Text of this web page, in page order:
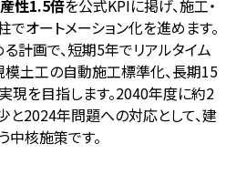
性1.5倍を公式KPIに掲げ、施工・
オートメーション化を進めます。
計画で、短期5年でリアルタイム
土工の自動施工標準化、長期15
を目指します。2040年度に約2
2024年問題への対応として、建
核施策です。